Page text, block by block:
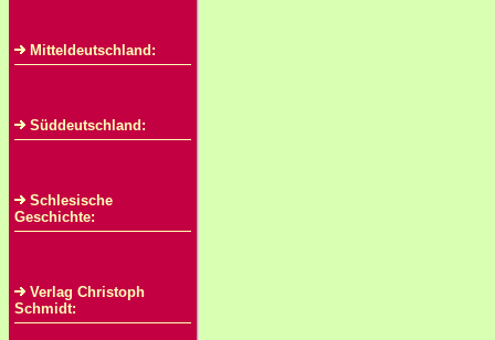
Mitteldeutschland:
Süddeutschland:
Schlesische
Geschichte:
Verlag Christoph
Schmidt: